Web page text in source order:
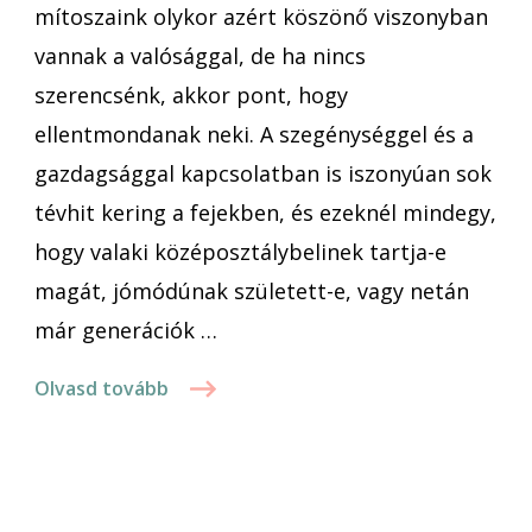
mítoszaink olykor azért köszönő viszonyban
vannak a valósággal, de ha nincs
szerencsénk, akkor pont, hogy
ellentmondanak neki. A szegénységgel és a
gazdagsággal kapcsolatban is iszonyúan sok
tévhit kering a fejekben, és ezeknél mindegy,
hogy valaki középosztálybelinek tartja-e
magát, jómódúnak született-e, vagy netán
már generációk …
Olvasd tovább